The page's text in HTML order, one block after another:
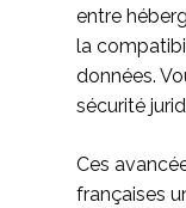
entre
la
données.
sécurité
Ces
françaises